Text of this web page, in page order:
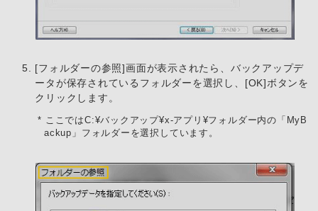
[フォルダーの参照]画面が表示されたら、バックアップデ
ータが保存されているフォルダーを選択し、[OK]ボタンを
クリックします。
* ここではC:¥バックアップ¥x-アプリ¥フォルダー内の「MyB
ackup」フォルダーを選択しています。